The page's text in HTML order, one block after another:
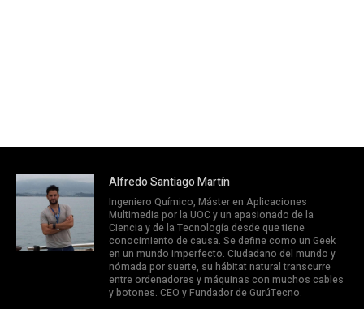
Alfredo Santiago Martín
Ingeniero Químico, Máster en Aplicaciones
Multimedia por la UOC y un apasionado de la
Ciencia y de la Tecnología desde que tiene
conocimiento de causa. Se define como un Geek
en un mundo imperfecto. Ciudadano del mundo y
nómada por suerte, su hábitat natural transcurre
entre ordenadores y máquinas con muchos cables
y botones. CEO y Fundador de GurúTecno.